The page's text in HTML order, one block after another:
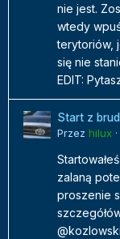
nie jest.
wtedy
terytoriów,
się nie
EDIT:
Start z
Przez hilux ·
zalaną
proszenie